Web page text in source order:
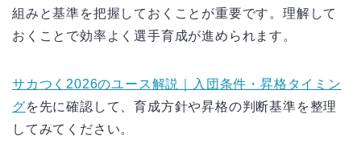
組みと基準を把握しておくことが重要です。理解して
おくことで効率よく選手育成が進められます。
サカつく2026のユース解説｜入団条件・昇格タイミン
グを先に確認して、育成方針や昇格の判断基準を整理
してみてください。